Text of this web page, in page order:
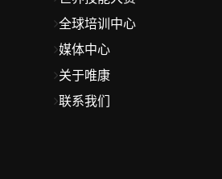
全球培训中心
媒体中心
关于唯康
联系我们